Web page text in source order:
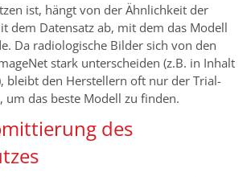
ist, hängt von der Ähnlichkeit der
dem Datensatz ab, mit dem das Modell
Da radiologische Bilder sich von den
stark unterscheiden (z.B. in Inhalt
bleibt den Herstellern oft nur der Trial-
um das beste Modell zu finden.
des